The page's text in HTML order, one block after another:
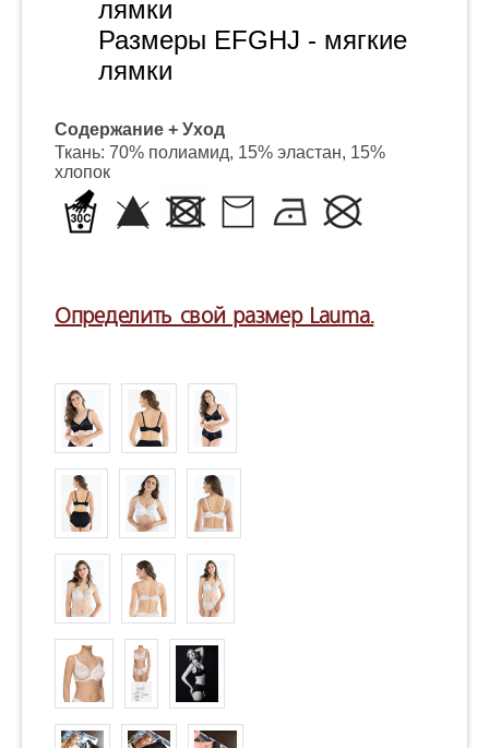
лямки
Размеры EFGHJ - мягкие
лямки
Содержание + Уход
Ткань: 70% полиамид, 15% эластан, 15%
хлопок
Определить свой размер Lauma.